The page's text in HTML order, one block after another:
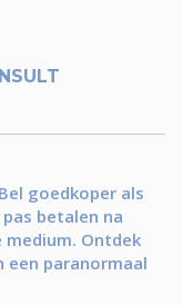
Bel goedkoper als
betalen na
Ontdek
een paranormaal